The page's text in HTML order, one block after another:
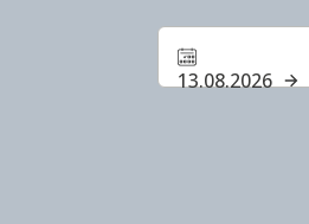
13.08.2026